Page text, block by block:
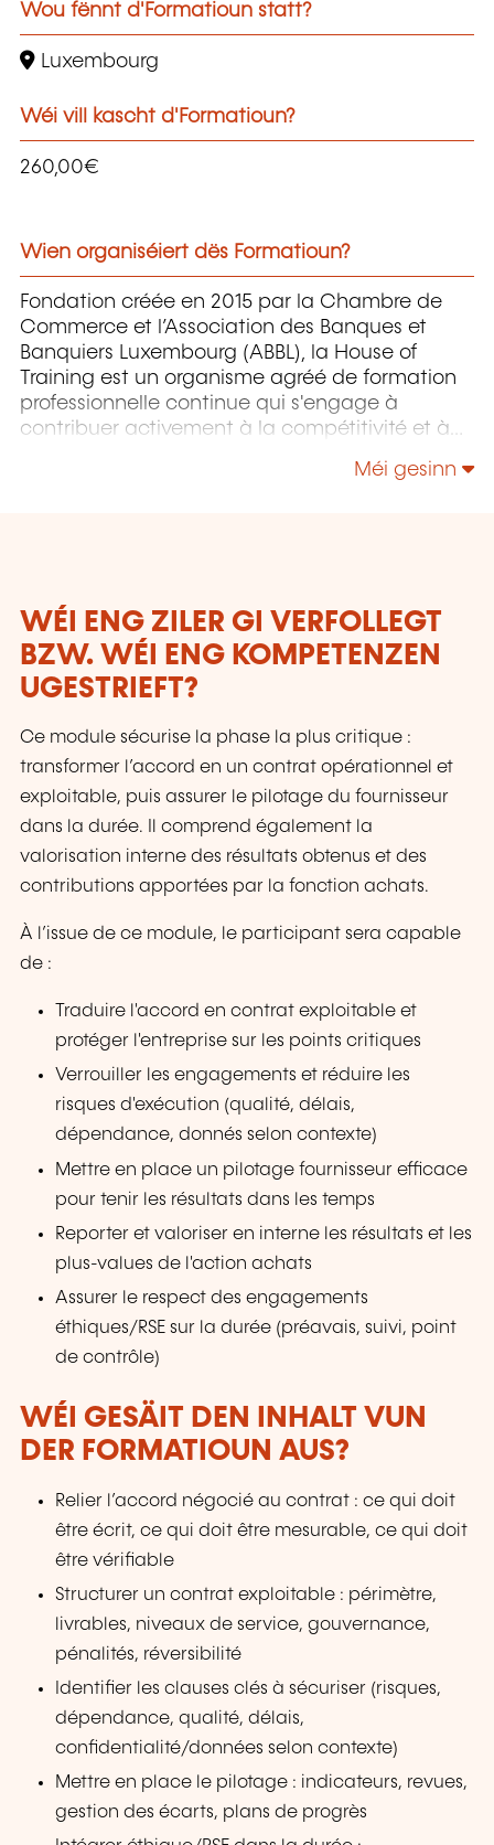
Wou fënnt d'Formatioun statt?
Luxembourg
Wéi vill kascht d'Formatioun?
260,00€
Wien organiséiert dës Formatioun?
Fondation créée en 2015 par la Chambre de
Commerce et l’Association des Banques et
Banquiers Luxembourg (ABBL), la House of
Training est un organisme agréé de formation
professionnelle continue qui s'engage à
contribuer activement à la compétitivité et à
les compétences de ceux qui font vivre son
Méi gesinn
WÉI ENG ZILER GI VERFOLLEGT
BZW. WÉI ENG KOMPETENZEN
UGESTRIEFT?
Ce module sécurise la phase la plus critique :
transformer l’accord en un contrat opérationnel et
exploitable, puis assurer le pilotage du fournisseur
dans la durée. Il comprend également la
valorisation interne des résultats obtenus et des
contributions apportées par la fonction achats.
À l’issue de ce module, le participant sera capable
de :
Traduire l'accord en contrat exploitable et
protéger l'entreprise sur les points critiques
Verrouiller les engagements et réduire les
risques d'exécution (qualité, délais,
dépendance, donnés selon contexte)
Mettre en place un pilotage fournisseur efficace
pour tenir les résultats dans les temps
Reporter et valoriser en interne les résultats et les
plus-values de l'action achats
Assurer le respect des engagements
éthiques/RSE sur la durée (préavais, suivi, point
de contrôle)
WÉI GESÄIT DEN INHALT VUN
DER FORMATIOUN AUS?
Relier l’accord négocié au contrat : ce qui doit
être écrit, ce qui doit être mesurable, ce qui doit
être vérifiable
Structurer un contrat exploitable : périmètre,
livrables, niveaux de service, gouvernance,
pénalités, réversibilité
Identifier les clauses clés à sécuriser (risques,
dépendance, qualité, délais,
confidentialité/données selon contexte)
Mettre en place le pilotage : indicateurs, revues,
gestion des écarts, plans de progrès